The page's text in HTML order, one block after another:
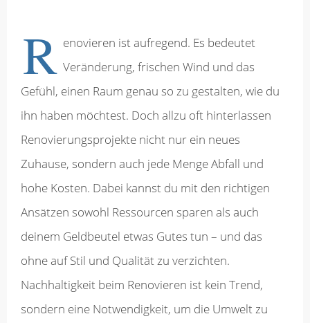
R enovieren ist aufregend. Es bedeutet
Veränderung, frischen Wind und das
Gefühl, einen Raum genau so zu gestalten, wie du
ihn haben möchtest. Doch allzu oft hinterlassen
Renovierungsprojekte nicht nur ein neues
Zuhause, sondern auch jede Menge Abfall und
hohe Kosten. Dabei kannst du mit den richtigen
Ansätzen sowohl Ressourcen sparen als auch
deinem Geldbeutel etwas Gutes tun – und das
ohne auf Stil und Qualität zu verzichten.
Nachhaltigkeit beim Renovieren ist kein Trend,
sondern eine Notwendigkeit, um die Umwelt zu